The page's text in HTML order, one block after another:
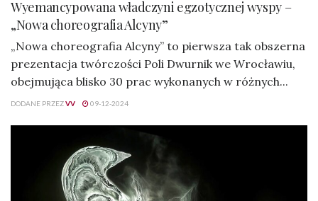
Wyemancypowana władczyni egzotycznej wyspy –
„Nowa choreografia Alcyny”
„Nowa choreografia Alcyny” to pierwsza tak obszerna
prezentacja twórczości Poli Dwurnik we Wrocławiu,
obejmująca blisko 30 prac wykonanych w różnych...
DODANE PRZEZVV 09-12-2024